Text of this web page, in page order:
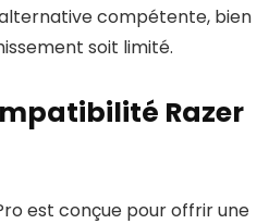
compétente, bien
soit limité.
Razer
est conçue pour offrir une